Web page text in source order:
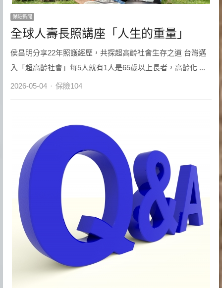
保險新聞
全球人壽長照講座「人生的重量」
侯昌明分享22年照護經歷，共探超高齡社會生存之道 台灣邁
入「超高齡社會」每5人就有1人是65歲以上長者，高齡化 ...
2026-05-04 Author
保險104